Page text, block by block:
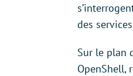
des
Sur le plan
OpenShell,